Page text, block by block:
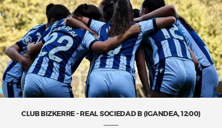
CLUB BIZKERRE - REAL SOCIEDAD B (IGANDEA, 12:00)